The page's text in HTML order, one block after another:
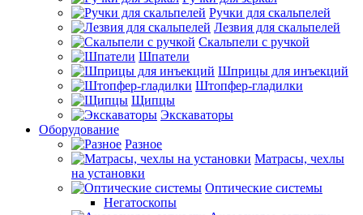
Ручки для скальпелей
Лезвия для скальпелей
Скальпели с ручкой
Шпатели
Шприцы для инъекций
Штопфер-гладилки
Щипцы
Экскаваторы
Оборудование
Разное
Матрасы, чехлы
на установки
Оптические системы
Негатоскопы